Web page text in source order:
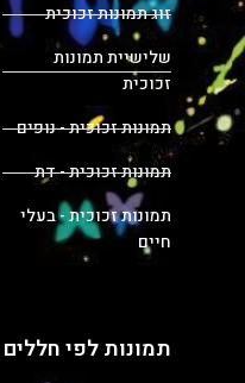
זוג תמונות זכוכית
שלישיית תמונות
זכוכית
תמונות זכוכית - נופים
תמונות זכוכית - דת
תמונות זכוכית - בעלי
חיים
תמונות לפי חללים